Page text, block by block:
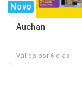
Novo
Auchan
Válido por 6 dias